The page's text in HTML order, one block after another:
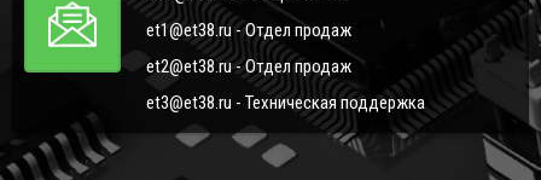
et1@et38.ru - Отдел продаж
et2@et38.ru - Отдел продаж
et3@et38.ru - Техническая поддержка